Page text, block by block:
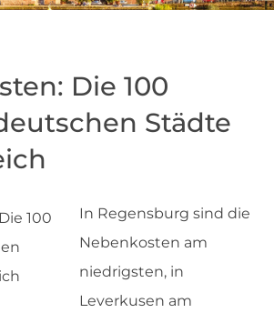
Die 100
Städte
In Regensburg sind die
Nebenkosten am
niedrigsten, in
Leverkusen am